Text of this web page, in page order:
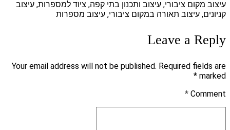
עיצוב מקום ציבורי, עיצוב ותכנון בתי קפה, ציוד למספרות, עיצוב
קניונים, עיצוב תאורה במקום ציבורי, עיצוב מספרות
Leave a Reply
Your email address will not be published. Required fields are
marked *
Comment
*